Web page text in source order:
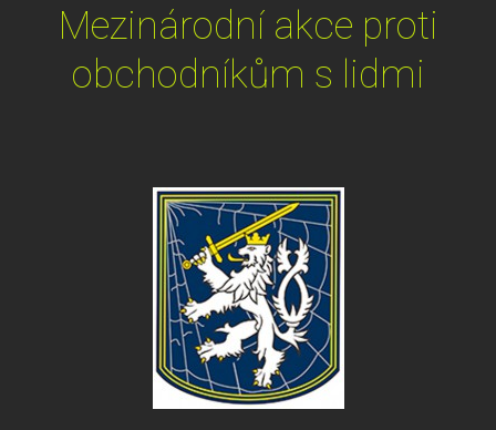
Mezinárodní akce proti
obchodníkům s lidmi